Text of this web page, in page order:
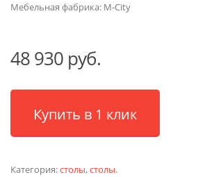
Мебельная фабрика: M-City
48 930 руб.
Купить в 1 клик
Категория:столы,столы.